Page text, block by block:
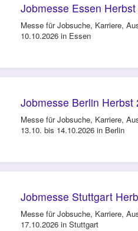
Jobmesse Essen
Messe für Jobsuche, Karriere,
10.10.2026 in Essen
Jobmesse Berlin Herbst
Messe für Jobsuche, Karriere,
13.10. bis 14.10.2026 in Berlin
Jobmesse Stuttgart
Messe für Jobsuche, Karriere,
17.10.2026 in Stuttgart